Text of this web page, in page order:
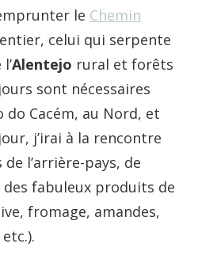
le Chemin
celui qui serpente
Alentejo rural et forêts
sont nécessaires
Cacém, au Nord, et
j’irai à la rencontre
l’arrière-pays, de
fabuleux produits de
fromage, amandes,